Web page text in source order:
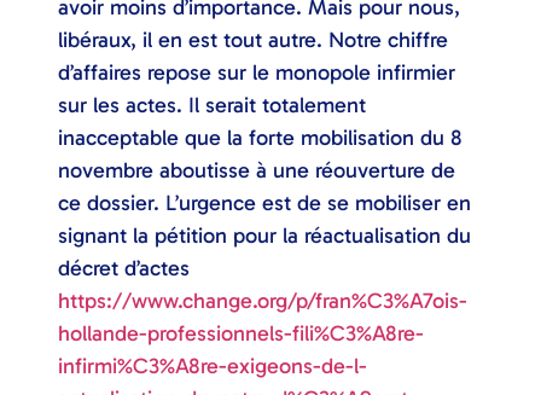
avoir moins d’importance. Mais pour nous,
libéraux, il en est tout autre. Notre chiffre
d’affaires repose sur le monopole infirmier
sur les actes. Il serait totalement
inacceptable que la forte mobilisation du 8
novembre aboutisse à une réouverture de
ce dossier. L’urgence est de se mobiliser en
signant la pétition pour la réactualisation du
décret d’actes
https://www.change.org/p/fran%C3%A7ois-
hollande-professionnels-fili%C3%A8re-
infirmi%C3%A8re-exigeons-de-l-